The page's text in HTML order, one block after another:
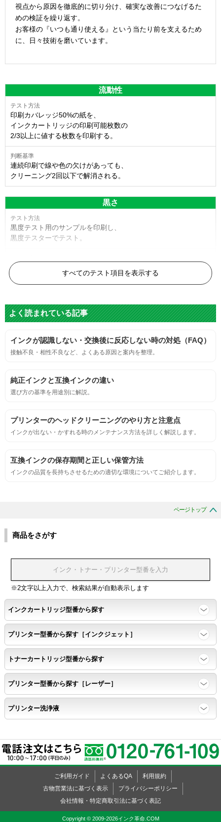
視点から原因を徹底的に切り分け、確実な改善につなげるた
めの検証を繰り返す。
お客様の『いつも通り使える』という当たり前を支えるため
に、日々技術を磨いています。
流動性
印刷カバレッジ50%の紙を、
インクカートリッジの印刷可能枚数の
2/3以上に値する枚数を印刷する。
連続印刷で線や色の欠けがあっても、
クリーニング2回以下で解消される。
黒さ
黒度テスト用のサンプルを印刷し、
黒度テスターでテスト。
黒度の技術基準に適合する。
標準カラーサンプルを印刷する。
鮮やか、リアル、彩度、シャープなど、
におい
互換性
色同士のにじみがないこと。
浸透性
浸透性テスト用のサンプルを印刷する。
任意の色を背景として使用し、
背景と違う色で8号サイズのArialフォントで
鮮明に印刷できること。
速乾性
互換性テストサンプルを5ページ連続印刷する。
飛び散り
標準カラーサンプル /
互換性テストサンプルを印刷する。
印刷の仕上がりが精細で均一であり、
すべてのテスト項目を表示する
よく読まれている記事
インクが認識しない・交換後に反応しない時の対処（FAQ）
接触不良・相性不良など、よくある原因と案内を整理。
純正インクと互換インクの違い
選び方の基準を用途別に解説。
プリンターのヘッドクリーニングのやり方と注意点
インクが出ない・かすれる時のメンテナンス方法を詳しく解説します。
互換インクの保存期間と正しい保管方法
インクの品質を長持ちさせるための適切な環境についてご紹介します。
ページトップ
商品をさがす
※2文字以上入力で、検索結果が自動表示します
インクカートリッジ型番から探す
プリンター型番から探す［インクジェット］
トナーカートリッジ型番から探す
プリンター型番から探す［レーザー］
プリンター洗浄液
ご利用ガイド よくあるQA
利用規約
古物営業法に基づく表示
プライバシーポリシー
会社情報・特定商取引法に基づく表記
Copyright © 2009-2026インク革命.COM